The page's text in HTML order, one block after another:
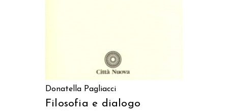
Donatella Pagliacci
Filosofia e dialogo